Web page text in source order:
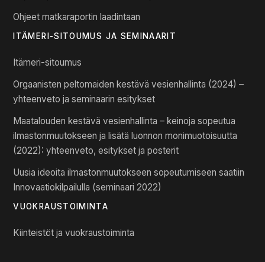
Ohjeet matkaraportin laadintaan
ITÄMERI-SITOUMUS JA SEMINAARIT
Itämeri-sitoumus
Orgaanisten peltomaiden kestävä vesienhallinta (2024) –
yhteenveto ja seminaarin esitykset
Maatalouden kestävä vesienhallinta – keinoja sopeutua
ilmastonmuutokseen ja lisätä luonnon monimuotoisuutta
(2022): yhteenveto, esitykset ja posterit
Uusia ideoita ilmastonmuutokseen sopeutumiseen saatiin
Innovaatiokilpailulla (seminaari 2022)
VUOKRAUSTOIMINTA
Kiinteistöt ja vuokraustoiminta